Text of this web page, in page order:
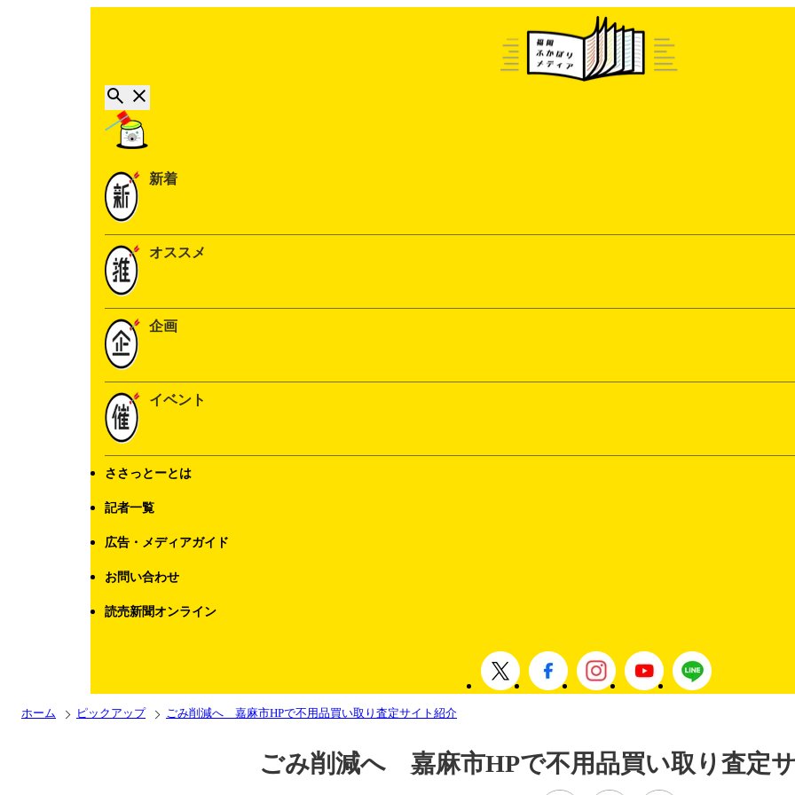
新着
オススメ
企画
イベント
ささっとーとは
記者一覧
広告・メディアガイド
お問い合わせ
読売新聞オンライン
ホーム ピックアップ ごみ削減へ 嘉麻市HPで不用品買い取り査定サイト紹介
ごみ削減へ 嘉麻市HPで不用品買い取り査定